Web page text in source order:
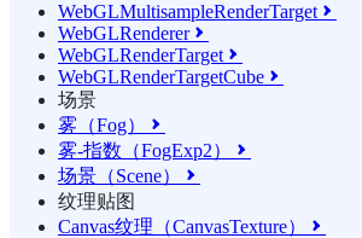
WebGLMultisampleRenderTarget 
WebGLRenderer
WebGLRenderTarget 
WebGLRenderTargetCube 
场景
雾（Fog）

雾-指数（FogExp2） 
场景（Scene） 
纹理贴图
Canvas纹理（CanvasTexture）
